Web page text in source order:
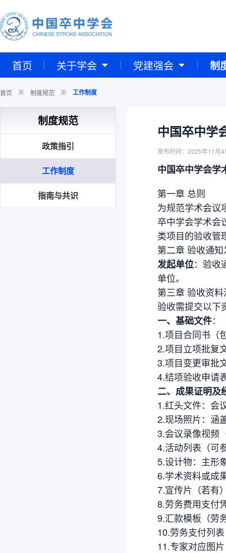
首页 关于学会 党建强会 制
首页 制度规范 工作制度
制度规范
政策指引
工作制度
指南与共识
中国卒中学
发布时间：2025年11月4
中国卒中学会学
第一章 总则
为规范学术会议
卒中学会学术会
类项目的验收管
第二章 验收通
发起单位：验收
单位。
第三章 验收资
验收需提交以下
一、基础文件：
1.项目合同书（
2.项目立项批复
3.项目变更审批
4.结项验收申请
二、成果证明及
1.红头文件：会
2.现场照片：涵
3.会议录像视频
4.活动列表（可
5.设计物：主形
6.学术资料或成
7.宣传片（若有
8.劳务费用支付
9.汇款模板（劳
10.劳务支付列
11.专家对应图